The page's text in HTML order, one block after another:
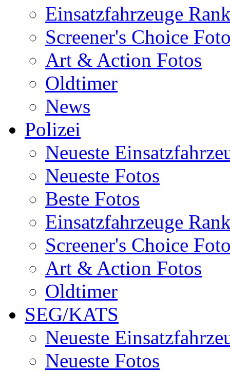
Einsatzfahrzeuge
Screener's Choice
Art & Action Fotos
Oldtimer
News
Polizei
Neueste
Neueste Fotos
Beste Fotos
Einsatzfahrzeuge
Screener's Choice
Art & Action Fotos
Oldtimer
SEG/KATS
Neueste
Neueste Fotos